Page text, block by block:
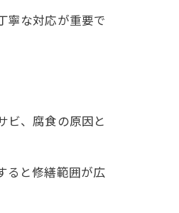
寧な対応が重要で
ビ、腐食の原因と
ると修繕範囲が広